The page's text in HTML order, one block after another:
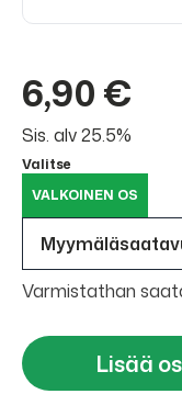
6,90 €
Sis. alv 25.5%
Valitse
VALKOINEN OS
Varmistathan
Lisää